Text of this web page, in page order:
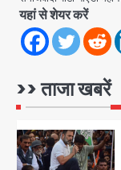
यहां से शेयर करें
>> ताजा खबरें
5
1